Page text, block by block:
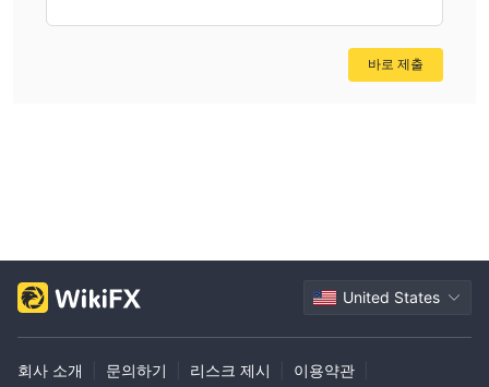
바로 제출
United States
회사 소개 문의하기 리스크 제시 이용약관